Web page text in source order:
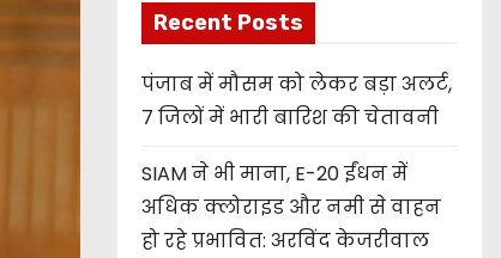
Recent Posts
पंजाब में मौसम को लेकर बड़ा अलर्ट,
7 जिलों में भारी बारिश की चेतावनी
SIAM ने भी माना, E-20 ईंधन में
अधिक क्लोराइड और नमी से वाहन
हो रहे प्रभावित: अरविंद केजरीवाल